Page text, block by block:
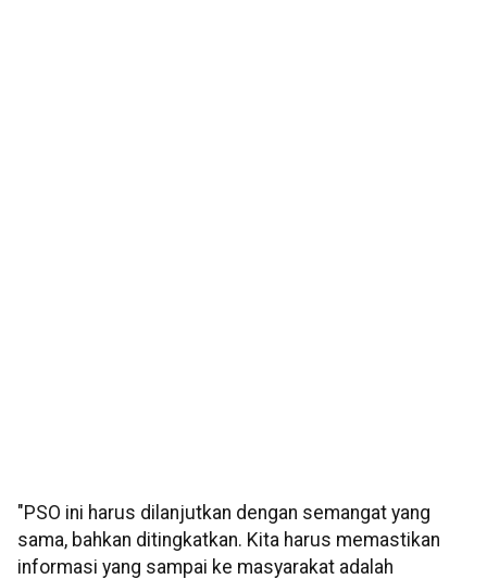
"PSO ini harus dilanjutkan dengan semangat yang
sama, bahkan ditingkatkan. Kita harus memastikan
informasi yang sampai ke masyarakat adalah